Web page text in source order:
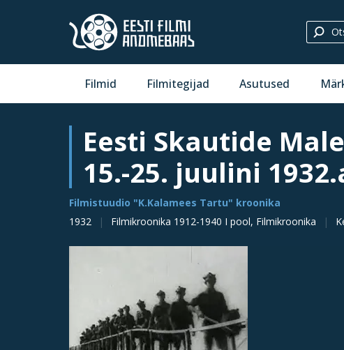
Filmid Filmitegijad Asutused
Eesti Skautide
15.-25. juulini
Filmistuudio "K.Kalamees Tartu" kroonika
1932
Filmikroonika 1912-1940 I pool, Filmikroonika